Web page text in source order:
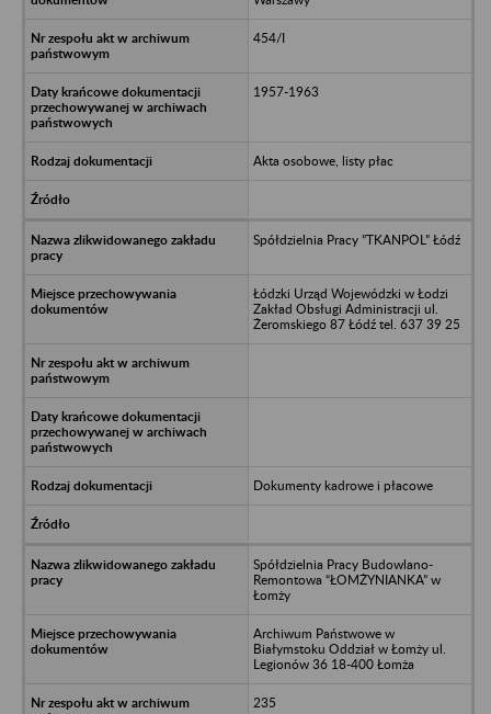
454/I
1957-1963
Akta osobowe, listy płac
Spółdzielnia Pracy ”TKANPOL” Łódź
Łódzki Urząd Wojewódzki w Łodzi
Zakład Obsługi Administracji ul.
Żeromskiego 87 Łódź tel. 637 39 25
Dokumenty kadrowe i płacowe
Spółdzielnia Pracy Budowlano-
Remontowa “ŁOMŻYNIANKA” w
Łomży
Archiwum Państwowe w
Białymstoku Oddział w Łomży ul.
Legionów 36 18-400 Łomża
235